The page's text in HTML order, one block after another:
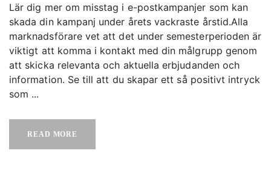
Lär dig mer om misstag i e-postkampanjer som kan
skada din kampanj under årets vackraste årstid.Alla
marknadsförare vet att det under semesterperioden är
viktigt att komma i kontakt med din målgrupp genom
att skicka relevanta och aktuella erbjudanden och
information. Se till att du skapar ett så positivt intryck
som ...
READ MORE